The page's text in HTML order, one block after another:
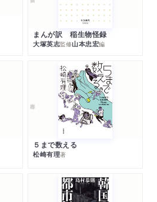
まんが訳 稲生物怪録
大塚英志監修山本忠宏編
５まで数える
松崎有理著